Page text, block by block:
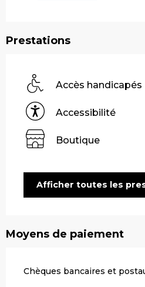
Prestations
Accès handicapés
Accessibilité
Boutique
Afficher toutes les
Moyens de paiement
Chèques bancaires et